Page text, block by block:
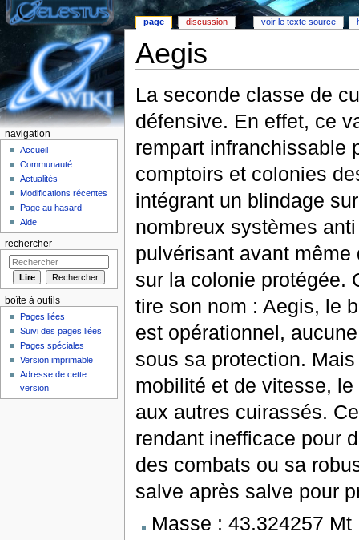
Aegis
La seconde classe de
défensive. En effet, ce
rempart infranchissable
comptoirs et colonies
intégrant un blindage
nombreux systèmes
pulvérisant avant
sur la colonie protégée.
tire son nom : Aegis, le
est opérationnel,
sous sa protection.
mobilité et de vitesse,
aux autres cuirassés.
rendant inefficace pour
des combats ou sa
salve après salve pour
Masse : 43.324257 Mt
page discussion voir le texte source
navigation
Accueil
Communauté
Actualités
Modifications récentes
Page au hasard
Aide
rechercher
boîte à outils
Pages liées
Suivi des pages liées
Pages spéciales
Version imprimable
Adresse de cette
version